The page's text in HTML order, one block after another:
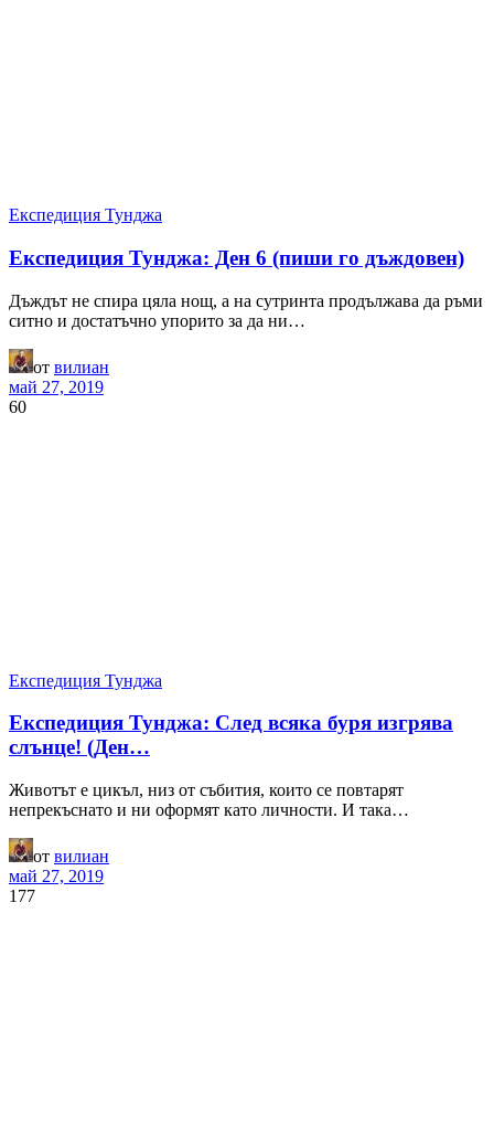
Експедиция Тунджа
Експедиция Тунджа: Ден 6 (пиши го дъждовен)
Дъждът не спира цяла нощ, а на сутринта продължава да ръми
ситно и достатъчно упорито за да ни…
от вилиан
май 27, 2019
60
Експедиция Тунджа
Експедиция Тунджа: След всяка буря изгрява
слънце! (Ден…
Животът е цикъл, низ от събития, които се повтарят
непрекъснато и ни оформят като личности. И така…
от вилиан
май 27, 2019
177